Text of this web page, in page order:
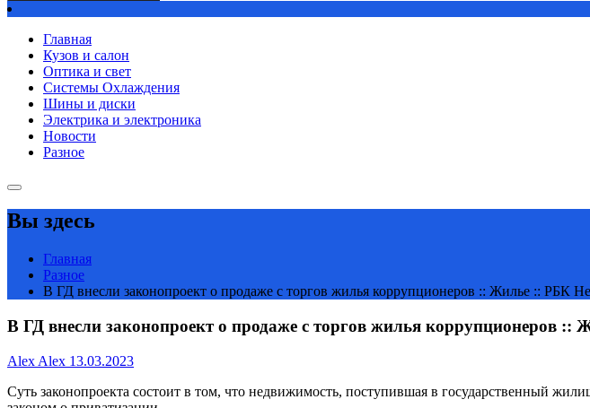
Главная
Кузов и салон
Оптика и свет
Системы Охлаждения
Шины и диски
Электрика и электроника
Новости
Разное
Вы здесь
Главная
Разное
В ГД внесли законопроект о продаже с торгов жилья коррупционеров :: Жилье :: РБК
В ГД внесли законопроект о продаже с торгов жилья коррупционеров
Alex Alex 13.03.2023
Суть законопроекта состоит в том, что недвижимость, поступившая в государственный